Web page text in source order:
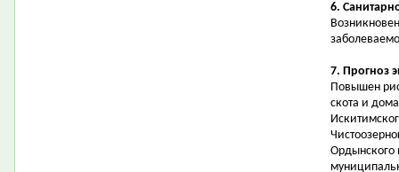
6.
7. Прогноз
Повышен
скота и
Ордынского